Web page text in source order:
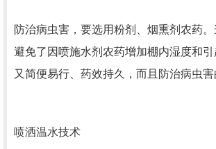
防治病虫害，要选用粉剂、烟熏剂农药
避免了因喷施水剂农药增加棚内湿度和引
又简便易行、药效持久，而且防治病虫害
喷洒温水技术